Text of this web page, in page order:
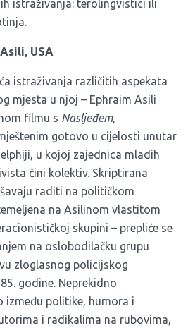
istraživanja: terolingvistici ili
USA
istraživanja različitih aspekata
mjesta u njoj – Ephraim Asili
filmu s Nasljeđem,
gotovo u cijelosti unutar
u kojoj zajednica mladih
čini kolektiv. Skriptirana
raditi na političkom
na Asilinom vlastitom
skupini – prepliće se
na oslobodilačku grupu
zloglasnog policijskog
godine. Neprekidno
između politike, humora i
i radikalima na rubovima,